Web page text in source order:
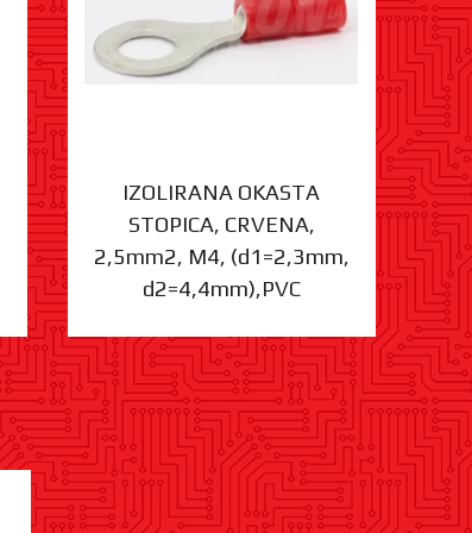
IZOLIRANA OKASTA
STOPICA, CRVENA,
2,5mm2, M4, (d1=2,3mm,
d2=4,4mm),PVC